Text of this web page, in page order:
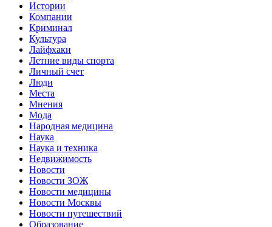
Истории
Компании
Криминал
Культура
Лайфхаки
Летние виды спорта
Личный счет
Люди
Места
Мнения
Мода
Народная медицина
Наука
Наука и техника
Недвижимость
Новости
Новости ЗОЖ
Новости медицины
Новости Москвы
Новости путешествий
Образование